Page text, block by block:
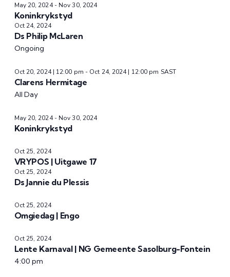
May 20, 2024- Nov 30, 2024
Koninkrykstyd
Oct 24, 2024
Ds Philip McLaren
Ongoing
Oct 20, 2024 | 12:00 pm - Oct 24, 2024 | 12:00 pm SAST
Clarens Hermitage
All Day
May 20, 2024- Nov 30, 2024
Koninkrykstyd
Oct 25, 2024
VRYPOS | Uitgawe 17
Oct 25, 2024
Ds Jannie du Plessis
Oct 25, 2024
Omgiedag | Engo
Oct 25, 2024
Lente Karnaval | NG Gemeente Sasolburg-Fontein
4:00 pm